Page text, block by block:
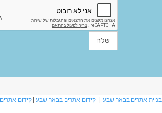
בניית אתרים בבאר שבע קידום אתרים בבאר שבע קידום אתרים